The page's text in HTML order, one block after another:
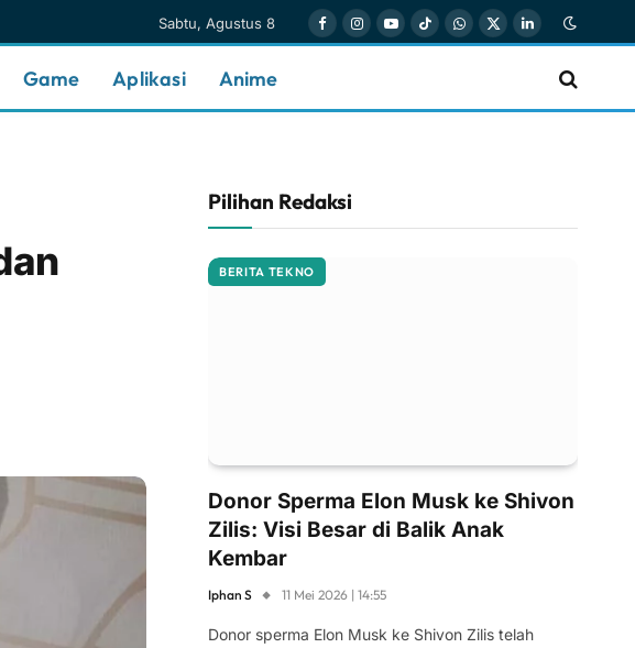
Sabtu, Agustus 8
FacebookInstagram
YouTube
TikTokWhatsApp
X
LinkedIn
Game Aplikasi Anime
Pilihan Redaksi
BERITA TEKNO
Donor Sperma Elon Musk ke Shivon
Zilis: Visi Besar di Balik Anak
Kembar
Iphan S 11 Mei 2026 | 14:55
Donor sperma Elon Musk ke Shivon Zilis telah